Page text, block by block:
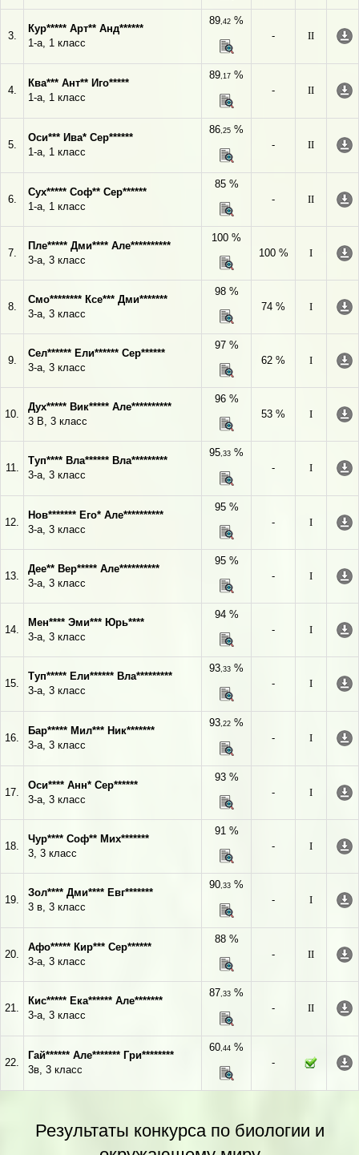
3.
Кур***** Арт** Анд******
1-а, 1 класс
89,42 %
-
II
4.
Ква*** Ант** Иго*****
1-а, 1 класс
89,17 %
-
II
5.
Оси*** Ива* Сер******
1-а, 1 класс
86,25 %
-
II
6.
Сух***** Соф** Сер******
1-а, 1 класс
85 %
-
II
7.
Пле***** Дми**** Але**********
3-а, 3 класс
100 %
100 %
I
8.
Смо******** Ксе*** Дми*******
3-а, 3 класс
98 %
74 %
I
9.
Сел****** Ели****** Сер******
3-а, 3 класс
97 %
62 %
I
10.
Дух***** Вик***** Але**********
3 В, 3 класс
96 %
53 %
I
11.
Туп**** Вла****** Вла*********
3-а, 3 класс
95,33 %
-
I
12.
Нов******* Его* Але**********
3-а, 3 класс
95 %
-
I
13.
Дее** Вер***** Але**********
3-а, 3 класс
95 %
-
I
14.
Мен**** Эми*** Юрь****
3-а, 3 класс
94 %
-
I
15.
Туп***** Ели****** Вла*********
3-а, 3 класс
93,33 %
-
I
16.
Бар***** Мил*** Ник*******
3-а, 3 класс
93,22 %
-
I
17.
Оси**** Анн* Сер******
3-а, 3 класс
93 %
-
I
18.
Чур**** Соф** Мих*******
3, 3 класс
91 %
-
I
19.
Зол**** Дми**** Евг*******
3 в, 3 класс
90,33 %
-
I
20.
Афо***** Кир*** Сер******
3-а, 3 класс
88 %
-
II
21.
Кис***** Ека****** Але*******
3-а, 3 класс
87,33 %
-
II
22.
Гай****** Але******* Гри********
3в, 3 класс
60,44 %
-
Результаты конкурса по биологии и